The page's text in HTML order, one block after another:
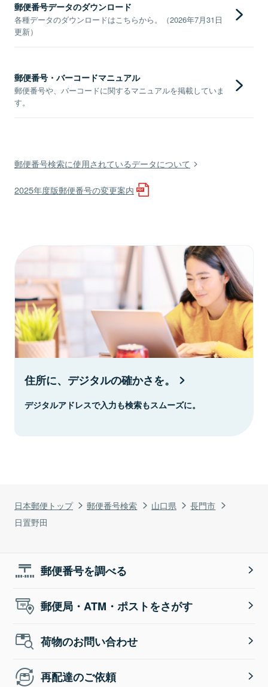
日本郵便トップ 郵便番号検索 山口県
長門市
日置野田
郵便番号データのダウンロード
各種データのダウンロードはこちらから。（2026年7月31日
更新）
郵便番号・バーコードマニュアル
郵便番号や、バーコードに関するマニュアルを掲載していま
す。
郵便番号検索に使用されているデータについて
2025年度版郵便番号の変更案内
住所に、デジタルの確かさを。
デジタルアドレスで入力も検索もスムーズに。
郵便番号を調べる
郵便局・ATM・ポストをさがす
荷物のお問い合わせ
再配達のご依頼